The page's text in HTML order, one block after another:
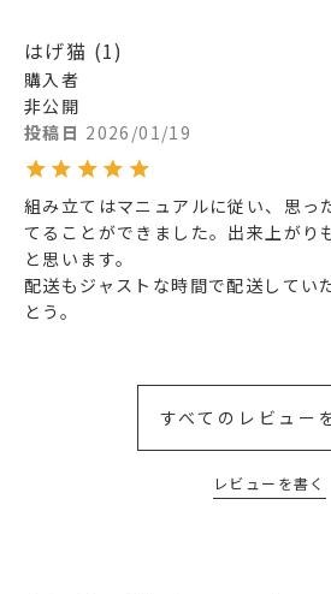
はげ猫 1
購入者
非公開
投稿日 2026/01/19
組み立てはマニュアルに従い、思っ
てることができました。出来上がり
と思います。
配送もジャストな時間で配送してい
とう。
すべてのレビュー
レビューを書く